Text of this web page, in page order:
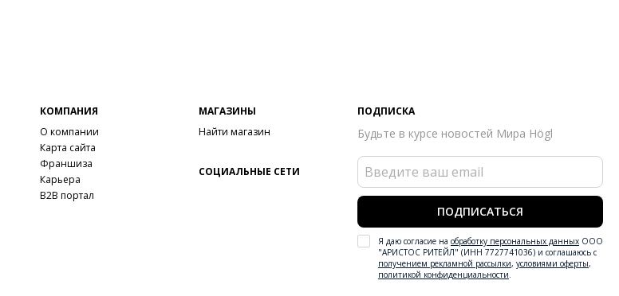
КОМПАНИЯ
О компании
Карта сайта
Франшиза
Карьера
B2B портал
МАГАЗИНЫ
Найти магазин
СОЦИАЛЬНЫЕ СЕТИ
ПОДПИСКА
Будьте в курсе новостей Мира Högl
ПОДПИСАТЬСЯ
Я даю согласие на обработку персональных данныхООО
"АРИСТОС РИТЕЙЛ" (ИНН 7727741036) и соглашаюсь с
получением рекламной рассылки, условиями оферты,
политикой конфиденциальности.